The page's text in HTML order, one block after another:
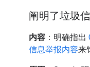
阐明了垃圾
内容 ：明确指出
信息举报内容来